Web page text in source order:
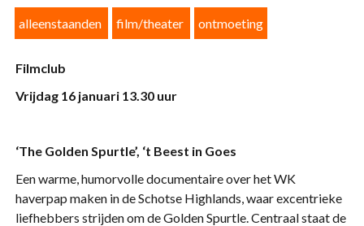
alleenstaanden film/theater ontmoeting
Filmclub
Vrijdag 16 januari 13.30 uur
‘The Golden Spurtle’, ‘t Beest in Goes
Een warme, humorvolle documentaire over het WK
haverpap maken in de Schotse Highlands, waar excentrieke
liefhebbers strijden om de Golden Spurtle. Centraal staat de